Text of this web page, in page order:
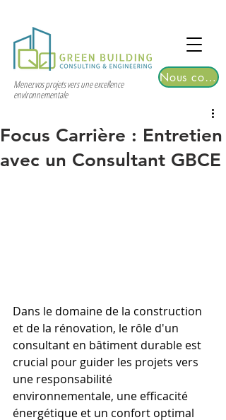
2026 | Registrations are now open!
Menez vos projets vers une excellence
environnementale
Nous contacter
Focus Carrière : Entretien
avec un Consultant GBCE
Dans le domaine de la construction
et de la rénovation, le rôle d'un
consultant en bâtiment durable est
crucial pour guider les projets vers
une responsabilité
environnementale, une efficacité
énergétique et un confort optimal